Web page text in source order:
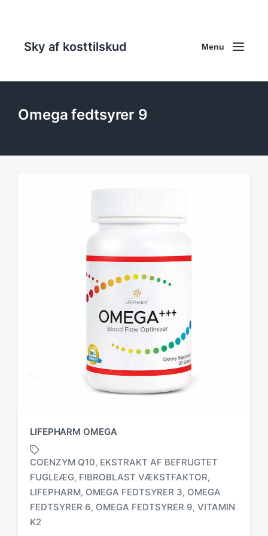
Sky af kosttilskud Menu
Omega fedtsyrer 9
LIFEPHARM OMEGA
T
a
g
COENZYM Q10, EKSTRAKT AF BEFRUGTET
FUGLEÆG, FIBROBLAST VÆKSTFAKTOR,
LIFEPHARM, OMEGA FEDTSYRER 3, OMEGA
FEDTSYRER 6, OMEGA FEDTSYRER 9, VITAMIN
K2